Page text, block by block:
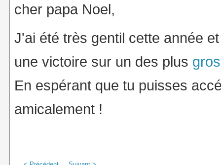
cher papa Noel,
J'ai été très gentil cette année
une victoire sur un des plus
En espérant que tu puisses
amicalement !